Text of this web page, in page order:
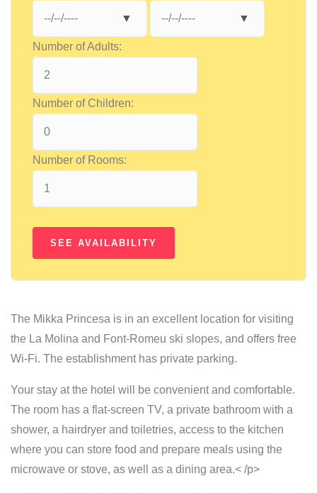
Number of Adults:
Number of Children:
Number of Rooms:
The Mikka Princesa is in an excellent location for visiting
the La Molina and Font-Romeu ski slopes, and offers free
Wi-Fi. The establishment has private parking.
Your stay at the hotel will be convenient and comfortable.
The room has a flat-screen TV, a private bathroom with a
shower, a hairdryer and toiletries, access to the kitchen
where you can store food and prepare meals using the
microwave or stove, as well as a dining area.< /p>